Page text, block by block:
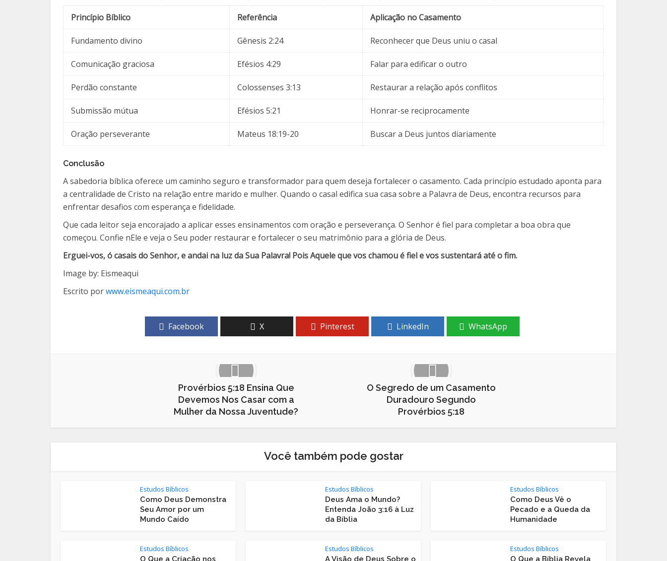
Princípio Bíblico Referência Aplicação no Casamento
Fundamento divino Gênesis 2:24 Reconhecer que Deus uniu o casal
Comunicação graciosa Efésios 4:29 Falar para edificar o outro
Perdão constante Colossenses 3:13 Restaurar a relação após conflitos
Submissão mútua Efésios 5:21 Honrar-se reciprocamente
Oração perseverante Mateus 18:19-20 Buscar a Deus juntos diariamente
Conclusão
A sabedoria bíblica oferece um caminho seguro e transformador para quem deseja fortalecer o casamento. Cada princípio estudado aponta para
a centralidade de Cristo na relação entre marido e mulher. Quando o casal edifica sua casa sobre a Palavra de Deus, encontra recursos para
enfrentar desafios com esperança e fidelidade.
Que cada leitor seja encorajado a aplicar esses ensinamentos com oração e perseverança. O Senhor é fiel para completar a boa obra que
começou. Confie nEle e veja o Seu poder restaurar e fortalecer o seu matrimônio para a glória de Deus.
Erguei-vos, ó casais do Senhor, e andai na luz da Sua Palavra! Pois Aquele que vos chamou é fiel e vos sustentará até o fim.
Image by: Eismeaqui
Escrito porwww.eismeaqui.com.br
Facebook X Pinterest LinkedIn WhatsApp
Provérbios 5:18 Ensina Que
Devemos Nos Casar com a
Mulher da Nossa Juventude?
O Segredo de um Casamento
Duradouro Segundo
Provérbios 5:18
Você também pode gostar
Estudos Bíblicos
Como Deus Demonstra
Seu Amor por um
Mundo Caído
Estudos Bíblicos
Deus Ama o Mundo?
Entenda João 3:16 à Luz
da Bíblia
Estudos Bíblicos
Como Deus Vê o
Pecado e a Queda da
Humanidade
Estudos Bíblicos
O Que a Criação nos
Estudos Bíblicos
A Visão de Deus Sobre o
Estudos Bíblicos
O Que a Bíblia Revela